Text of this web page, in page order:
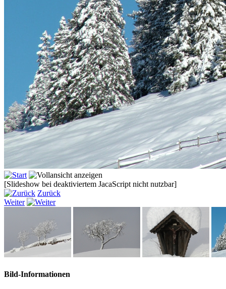
[Slideshow bei deaktiviertem JacaScript nicht nutzbar]
Zurück
Weiter
Bild-Informationen